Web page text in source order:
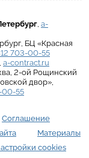
, a-
, БЦ «Красная
703-00-55
, a-contract.ru
, 2-ой Рощинский
двор»,
00-55
Соглашение
Материалы
cookies